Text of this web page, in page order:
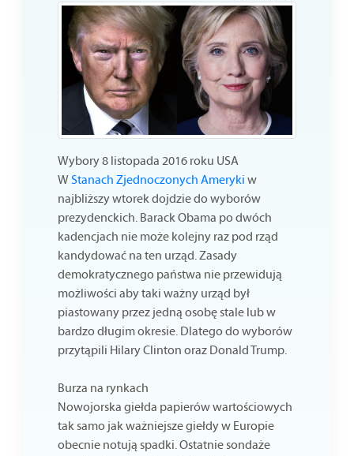
Wybory 8 listopada 2016 roku USA
WStanach Zjednoczonych Ameryki w
najbliższy wtorek dojdzie do wyborów
prezydenckich. Barack Obama po dwóch
kadencjach nie może kolejny raz pod rząd
kandydować na ten urząd. Zasady
demokratycznego państwa nie przewidują
możliwości aby taki ważny urząd był
piastowany przez jedną osobę stale lub w
bardzo długim okresie. Dlatego do wyborów
przytąpili Hilary Clinton oraz Donald Trump.
Burza na rynkach
Nowojorska giełda papierów wartościowych
tak samo jak ważniejsze giełdy w Europie
obecnie notują spadki. Ostatnie sondaże